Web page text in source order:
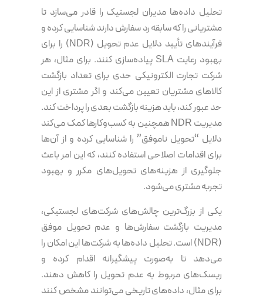
تحلیل داده‌ها مدیران لجستیک را قادر می‌سازد تا
مشتریانی را که سابقه رد سفارش دارند شناسایی کرده و
فرآیندهای تأیید دلایل عدم تحویل (NDR) را برای
بهبود رعایت SLA پیاده‌سازی کنند. برای مثال، هر
شرکت تجارت الکترونیکی حدی برای تعداد بازگشت
کالاهای مشتریان تعیین می‌کند و اگر مشتری از این
حد عبور کند، باید هزینه بازگشت بعدی را پرداخت کند.
مدیریت NDR همچنین به کسب‌وکارها کمک می‌کند
دلایل “تحویل ناموفق” را شناسایی کرده و از آن‌ها
برای اقدامات اصلاحی استفاده کنند، که این امر باعث
جلوگیری از هزینه‌های تحویل‌های مکرر و بهبود
تجربه مشتری می‌شود.
یکی از بزرگ‌ترین چالش‌های شرکت‌های لجستیکی،
مدیریت بازگشت سفارش‌ها و عدم تحویل موفق
(NDR) است. تحلیل داده‌ها به شرکت‌ها این امکان را
می‌دهد تا به‌صورت پیشگیرانه اقدام کرده و
ریسک‌های مربوط به عدم تحویل را کاهش دهند.
برای مثال، داده‌های تاریخی می‌توانند مشخص کنند